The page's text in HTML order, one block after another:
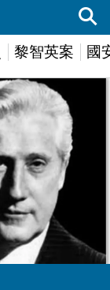
黎智英案 國